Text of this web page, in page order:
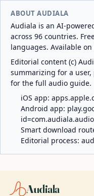
ABOUT AUDIALA
Audiala is an AI-
across 96 countries.
languages. Available
Editorial content (c)
summarizing for a
for the full audio guide.
iOS app:
Android app:
Smart download
Editorial process:
Audiala